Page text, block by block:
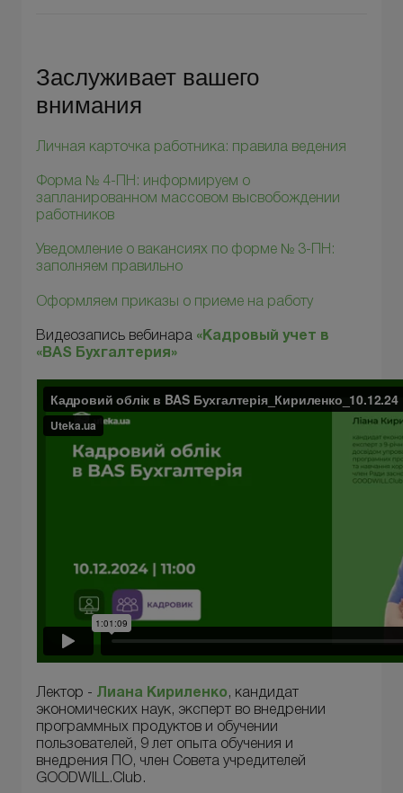
Заслуживает вашего
внимания
Личная карточка работника: правила ведения
Форма № 4-ПН: информируем о
запланированном массовом высвобождении
работников
Уведомление о вакансиях по форме № 3-ПН:
заполняем правильно
Оформляем приказы о приеме на работу
Видеозапись вебинара «Кадровый учет в
«BAS Бухгалтерия»
Лектор - Лиана Кириленко , кандидат
экономических наук, эксперт во внедрении
программных продуктов и обучении
пользователей, 9 лет опыта обучения и
внедрения ПО, член Совета учредителей
GOODWILL.Club.